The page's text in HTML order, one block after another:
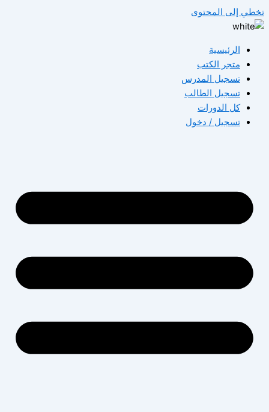
تخطي إلى المحتوى
الرئيسية
متجر الكتب
تسجيل المدرس
تسجيل الطالب
كل الدورات
تسجيل / دخول